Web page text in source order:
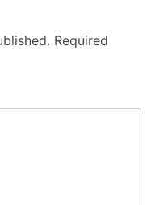
Required